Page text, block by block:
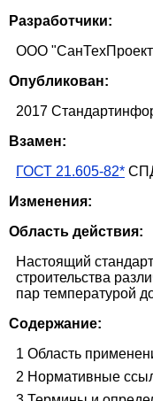
Разработчики:
ООО
Опубликован:
2017
Взамен:
ГОСТ 21.605-82*
Изменения:
Область действия:
Настоящий
строительства
пар температурой
Содержание:
1 Область
2 Нормативные